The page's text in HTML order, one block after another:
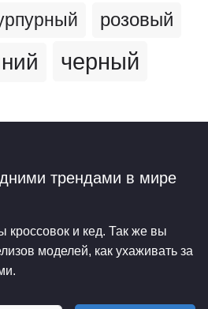
розовый
черный
трендами в мире
кроссовок и кед. Так же вы
моделей, как ухаживать за